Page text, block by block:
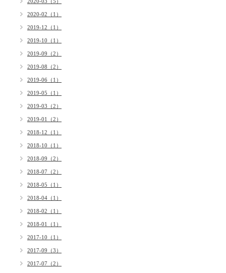
2020-02（1）
2019-12（1）
2019-10（1）
2019-09（2）
2019-08（2）
2019-06（1）
2019-05（1）
2019-03（2）
2019-01（2）
2018-12（1）
2018-10（1）
2018-09（2）
2018-07（2）
2018-05（1）
2018-04（1）
2018-02（1）
2018-01（1）
2017-10（1）
2017-09（3）
2017-07（2）